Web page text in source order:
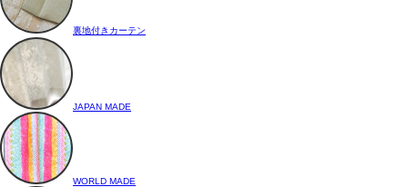
裏地付きカーテン
JAPAN MADE
WORLD MADE